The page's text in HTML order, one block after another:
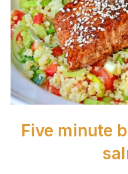
Five minute